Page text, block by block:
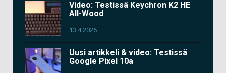
Video: Testissä Keychron K2 HE
All-Wood
13.4.2026
Uusi artikkeli & video: Testissä
Google Pixel 10a